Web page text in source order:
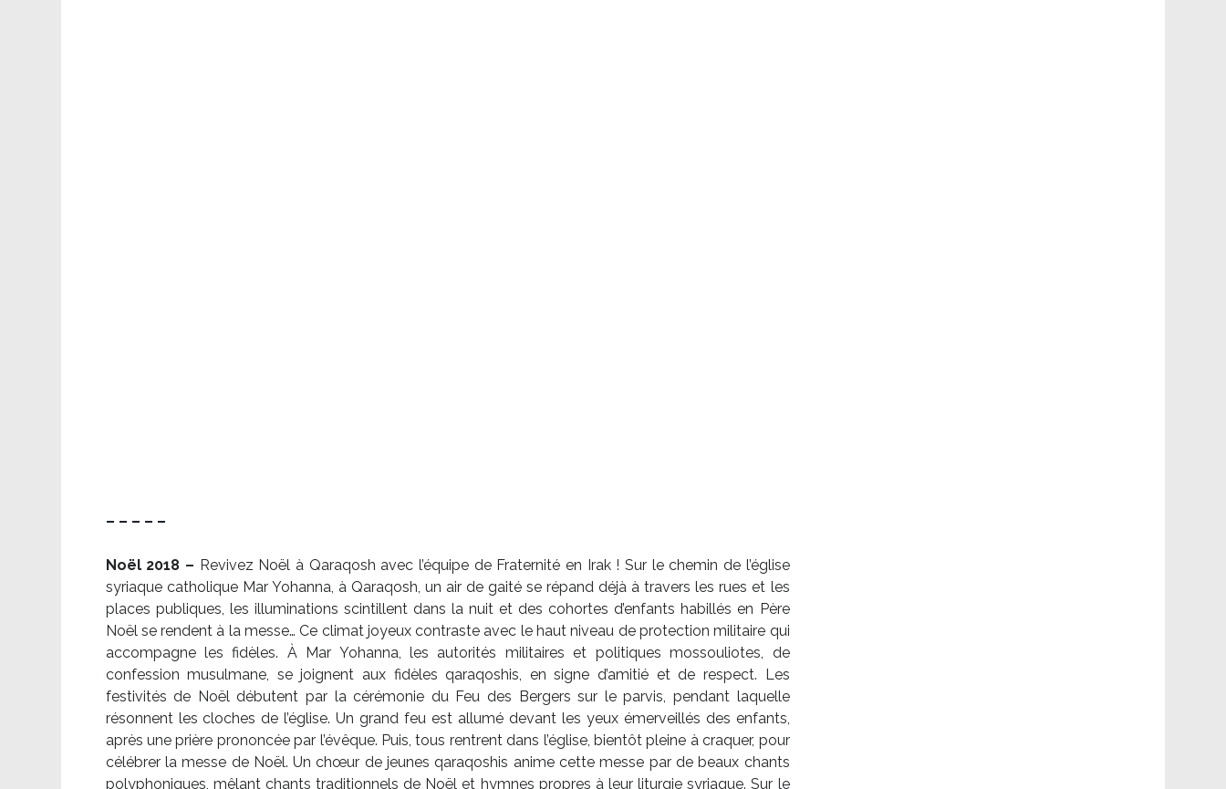
– – – – –
Noël 2018 – Revivez Noël à Qaraqosh avec l’équipe de Fraternité en Irak ! Sur le chemin de l’église
syriaque catholique Mar Yohanna, à Qaraqosh, un air de gaité se répand déjà à travers les rues et les
places publiques, les illuminations scintillent dans la nuit et des cohortes d’enfants habillés en Père
Noël se rendent à la messe… Ce climat joyeux contraste avec le haut niveau de protection militaire qui
accompagne les fidèles. À Mar Yohanna, les autorités militaires et politiques mossouliotes, de
confession musulmane, se joignent aux fidèles qaraqoshis, en signe d’amitié et de respect. Les
festivités de Noël débutent par la cérémonie du Feu des Bergers sur le parvis, pendant laquelle
résonnent les cloches de l’église. Un grand feu est allumé devant les yeux émerveillés des enfants,
après une prière prononcée par l’évêque. Puis, tous rentrent dans l’église, bientôt pleine à craquer, pour
célébrer la messe de Noël. Un chœur de jeunes qaraqoshis anime cette messe par de beaux chants
polyphoniques, mêlant chants traditionnels de Noël et hymnes propres à leur liturgie syriaque. Sur le